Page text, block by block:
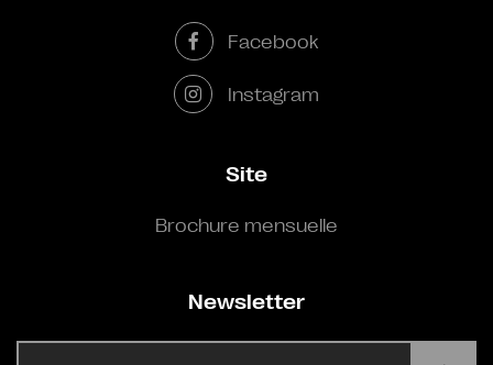
Facebook
Instagram
Site
Brochure mensuelle
Newsletter